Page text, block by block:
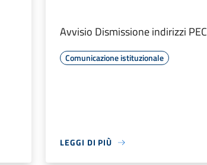
Avvisio Dismissione indirizzi PEC
Comunicazione istituzionale
LEGGI DI PIÙ